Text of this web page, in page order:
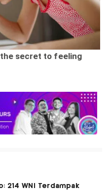
214 WNI Terdampak